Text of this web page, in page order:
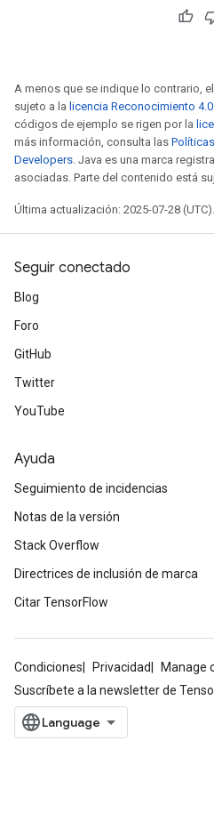
A menos que se indique lo contrario,
sujeto a la licencia Reconocimiento
códigos de ejemplo se rigen por la
más información, consulta las
Developers. Java es una marca
asociadas. Parte del contenido está
Última actualización: 2025-07-28 (UTC).
Seguir conectado
Blog
Foro
GitHub
Twitter
YouTube
Ayuda
Seguimiento de incidencias
Notas de la versión
Stack Overflow
Directrices de inclusión de marca
Citar TensorFlow
Condiciones Privacidad
Manage
Suscríbete a la newsletter de